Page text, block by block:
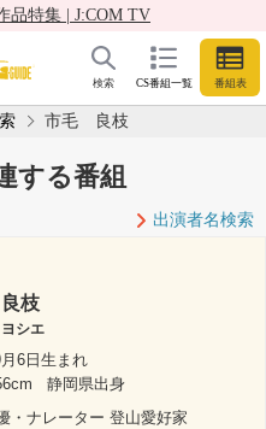
品特集 | J:COM TV
CS番組一覧 番組表
検索
市毛 良枝
する番組
出演者名検索
枝
シエ
6日生まれ
静岡県出身
・ナレーター 登山愛好家